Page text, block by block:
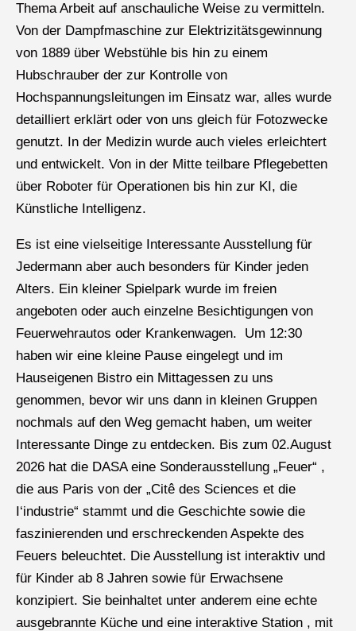
Thema Arbeit auf anschauliche Weise zu vermitteln.
Von der Dampfmaschine zur Elektrizitätsgewinnung
von 1889 über Webstühle bis hin zu einem
Hubschrauber der zur Kontrolle von
Hochspannungsleitungen im Einsatz war, alles wurde
detailliert erklärt oder von uns gleich für Fotozwecke
genutzt. In der Medizin wurde auch vieles erleichtert
und entwickelt. Von in der Mitte teilbare Pflegebetten
über Roboter für Operationen bis hin zur KI, die
Künstliche Intelligenz.
Es ist eine vielseitige Interessante Ausstellung für
Jedermann aber auch besonders für Kinder jeden
Alters. Ein kleiner Spielpark wurde im freien
angeboten oder auch einzelne Besichtigungen von
Feuerwehrautos oder Krankenwagen. Um 12:30
haben wir eine kleine Pause eingelegt und im
Hauseigenen Bistro ein Mittagessen zu uns
genommen, bevor wir uns dann in kleinen Gruppen
nochmals auf den Weg gemacht haben, um weiter
Interessante Dinge zu entdecken. Bis zum 02.August
2026 hat die DASA eine Sonderausstellung „Feuer“ ,
die aus Paris von der „Citê des Sciences et die
I‘industrie“ stammt und die Geschichte sowie die
faszinierenden und erschreckenden Aspekte des
Feuers beleuchtet. Die Ausstellung ist interaktiv und
für Kinder ab 8 Jahren sowie für Erwachsene
konzipiert. Sie beinhaltet unter anderem eine echte
ausgebrannte Küche und eine interaktive Station , mit